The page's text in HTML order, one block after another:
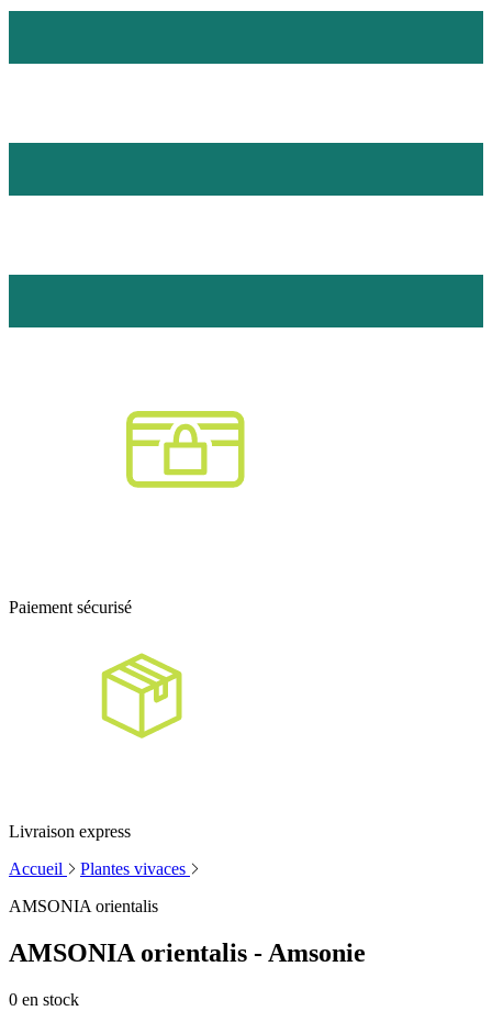
Paiement sécurisé
Livraison express
Accueil
Plantes vivaces
AMSONIA orientalis
AMSONIA orientalis - Amsonie
0 en stock